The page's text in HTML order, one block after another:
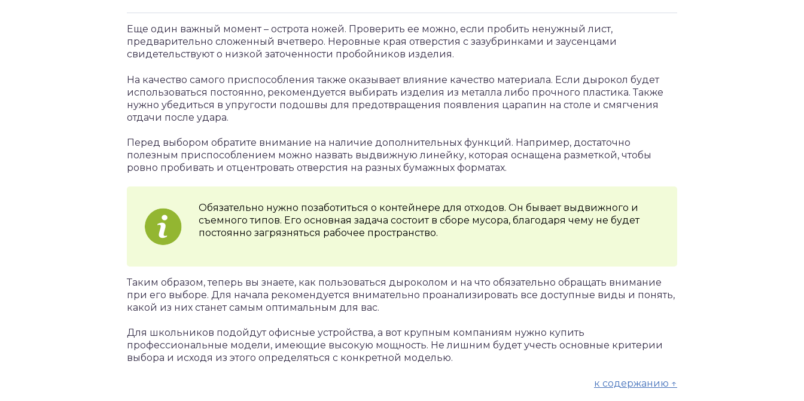
Еще один важный момент – острота ножей. Проверить ее можно, если пробить ненужный лист,
предварительно сложенный вчетверо. Неровные края отверстия с зазубринками и заусенцами
свидетельствуют о низкой заточенности пробойников изделия.
На качество самого приспособления также оказывает влияние качество материала. Если дырокол будет
использоваться постоянно, рекомендуется выбирать изделия из металла либо прочного пластика. Также
нужно убедиться в упругости подошвы для предотвращения появления царапин на столе и смягчения
отдачи после удара.
Перед выбором обратите внимание на наличие дополнительных функций. Например, достаточно
полезным приспособлением можно назвать выдвижную линейку, которая оснащена разметкой, чтобы
ровно пробивать и отцентровать отверстия на разных бумажных форматах.
Обязательно нужно позаботиться о контейнере для отходов. Он бывает выдвижного и
съемного типов. Его основная задача состоит в сборе мусора, благодаря чему не будет
постоянно загрязняться рабочее пространство.
Таким образом, теперь вы знаете, как пользоваться дыроколом и на что обязательно обращать внимание
при его выборе. Для начала рекомендуется внимательно проанализировать все доступные виды и понять,
какой из них станет самым оптимальным для вас.
Для школьников подойдут офисные устройства, а вот крупным компаниям нужно купить
профессиональные модели, имеющие высокую мощность. Не лишним будет учесть основные критерии
выбора и исходя из этого определяться с конкретной моделью.
к содержанию ↑